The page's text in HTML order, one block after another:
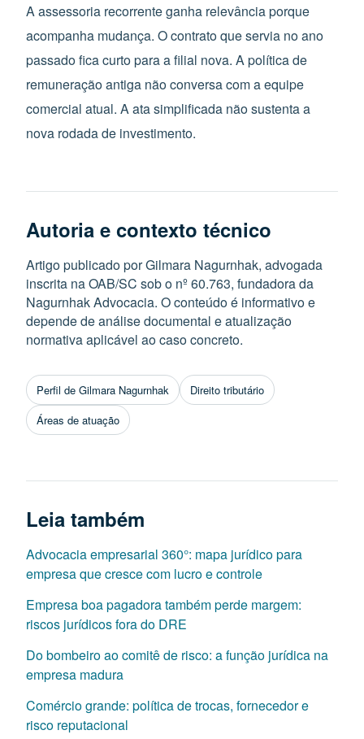
A assessoria recorrente ganha relevância porque
acompanha mudança. O contrato que servia no ano
passado fica curto para a filial nova. A política de
remuneração antiga não conversa com a equipe
comercial atual. A ata simplificada não sustenta a
nova rodada de investimento.
Autoria e contexto técnico
Artigo publicado por Gilmara Nagurnhak, advogada
inscrita na OAB/SC sob o nº 60.763, fundadora da
Nagurnhak Advocacia. O conteúdo é informativo e
depende de análise documental e atualização
normativa aplicável ao caso concreto.
Perfil de Gilmara Nagurnhak
Direito tributário
Áreas de atuação
Leia também
Advocacia empresarial 360°: mapa jurídico para
empresa que cresce com lucro e controle
Empresa boa pagadora também perde margem:
riscos jurídicos fora do DRE
Do bombeiro ao comitê de risco: a função jurídica na
empresa madura
Comércio grande: política de trocas, fornecedor e
risco reputacional